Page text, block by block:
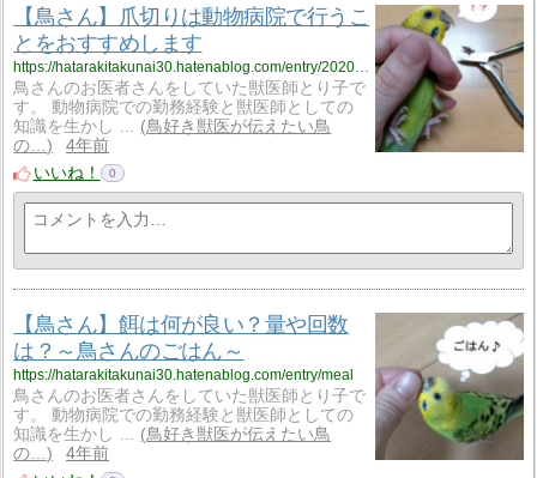
【鳥さん】爪切りは動物病院で行うこ
とをおすすめします
鳥さんのお医者さんをしていた獣医師とり子で
す。 動物病院での勤務経験と獣医師としての
知識を生かし …
鳥好き獣医が伝えたい鳥
の…
4年前
いいね！
0
【鳥さん】餌は何が良い？量や回数
は？～鳥さんのごはん～
https://hatarakitakunai30.hatenablog.com/entry/meal
鳥さんのお医者さんをしていた獣医師とり子で
す。 動物病院での勤務経験と獣医師としての
知識を生かし …
鳥好き獣医が伝えたい鳥
の…
4年前